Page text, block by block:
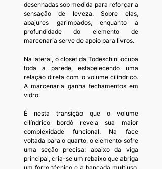
desenhadas sob medida para reforçar a
sensação de leveza. Sobre elas,
abajures garimpados, enquanto a
profundidade do elemento de
marcenaria serve de apoio para livros.
Na lateral, o closet da Todeschini ocupa
toda a parede, estabelecendo uma
relação direta com o volume cilíndrico.
A marcenaria ganha fechamentos em
vidro.
É nesta transição que o volume
cilíndrico bordô revela sua maior
complexidade funcional. Na face
voltada para o quarto, o elemento sofre
uma seção precisa: abaixo da viga
principal, cria-se um rebaixo que abriga